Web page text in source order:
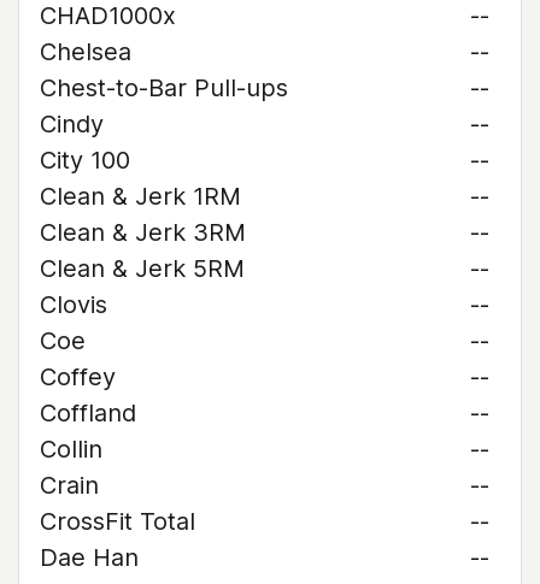
CHAD1000x
--
Chelsea
--
Chest-to-Bar Pull-ups
--
Cindy
--
City 100
--
Clean & Jerk 1RM
--
Clean & Jerk 3RM
--
Clean & Jerk 5RM
--
Clovis
--
Coe
--
Coffey
--
Coffland
--
Collin
--
Crain
--
CrossFit Total
--
Dae Han
--